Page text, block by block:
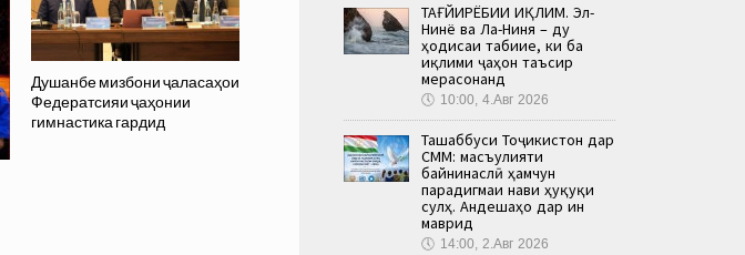
Душанбе мизбони ҷаласаҳои
Федератсияи ҷаҳонии
гимнастика гардид
ТАҒЙИРЁБИИ ИҚЛИМ. Эл-
Нинё ва Ла-Ниня – ду
ҳодисаи табиие, ки ба
иқлими ҷаҳон таъсир
мерасонанд
🕔 10:00, 4.Авг 2026
Ташаббуси Тоҷикистон дар
СММ: масъулияти
байнинаслӣ ҳамчун
парадигмаи нави ҳуқуқи
сулҳ. Андешаҳо дар ин
маврид
🕔 14:00, 2.Авг 2026